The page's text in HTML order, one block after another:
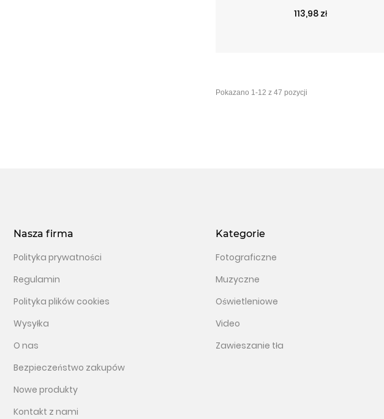
Cena
113,98 zł
Nasza firma
Polityka prywatności
Regulamin
Polityka plików cookies
Wysyłka
O nas
Bezpieczeństwo zakupów
Nowe produkty
Kontakt z nami
Kategorie
Fotograficzne
Muzyczne
Oświetleniowe
Video
Zawieszanie tła